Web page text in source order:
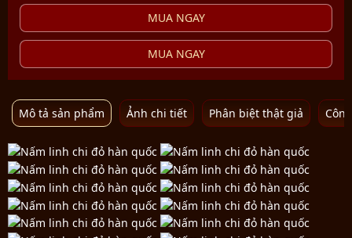
MUA NGAY
MUA NGAY
Mô tả sản phẩm Ảnh chi tiết Phân biệt thật giả